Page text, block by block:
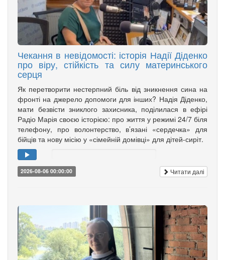
Чекання в невідомості: історія Надії Діденко
про віру, стійкість та силу материнського
серця
Як перетворити нестерпний біль від зникнення сина на
фронті на джерело допомоги для інших? Надія Діденко,
мати безвісти зниклого захисника, поділилася в ефірі
Радіо Марія своєю історією: про життя у режимі 24/7 біля
телефону, про волонтерство, в’язані «сердечка» для
бійців та нову місію у «сімейній домівці» для дітей-сиріт.
2026-08-06 00:00:00 Читати далі